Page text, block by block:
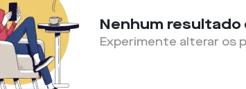
Nenhum
Experimente alterar os